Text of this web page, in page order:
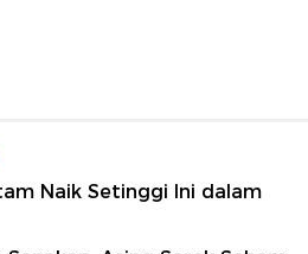
Naik Setinggi Ini dalam